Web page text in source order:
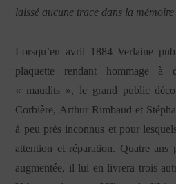
laissé aucune trace dans la
Lorsqu’en avril 1884 Verlaine
plaquette rendant hommage à
« maudits », le grand public
Corbière, Arthur Rimbaud et
à peu près inconnus et pour
attention et réparation. Quatre ans
augmentée, il lui en livrera trois